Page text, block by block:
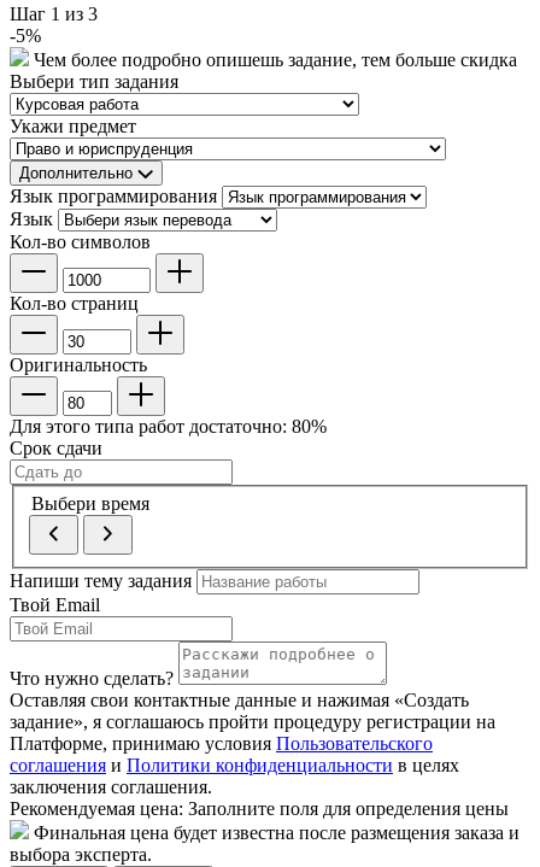
Шаг 1 из 3
-5%
Чем более подробно опишешь задание, тем больше скидка
Выбери тип задания
Укажи предмет
Дополнительно
Язык программирования
Язык
Кол-во символов
Кол-во страниц
Оригинальность
Для этого типа работ достаточно: 80%
Срок сдачи
Выбери время
Напиши тему задания
Твой Email
Что нужно сделать?
Оставляя свои контактные данные и нажимая «Создать
задание», я соглашаюсь пройти процедуру регистрации на
Платформе, принимаю условия Пользовательского
соглашения и Политики конфиденциальности в целях
заключения соглашения.
Рекомендуемая цена: Заполните поля для определения цены
Финальная цена будет известна после размещения заказа и
выбора эксперта.